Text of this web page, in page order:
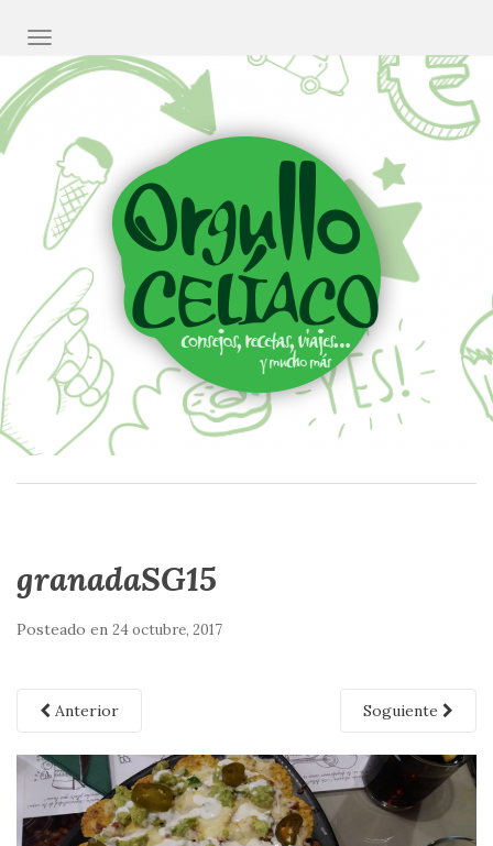
CAMBIAR NAVEGACIÓN
granadaSG15
Posteado en 24 octubre, 2017
Anterior Soguiente